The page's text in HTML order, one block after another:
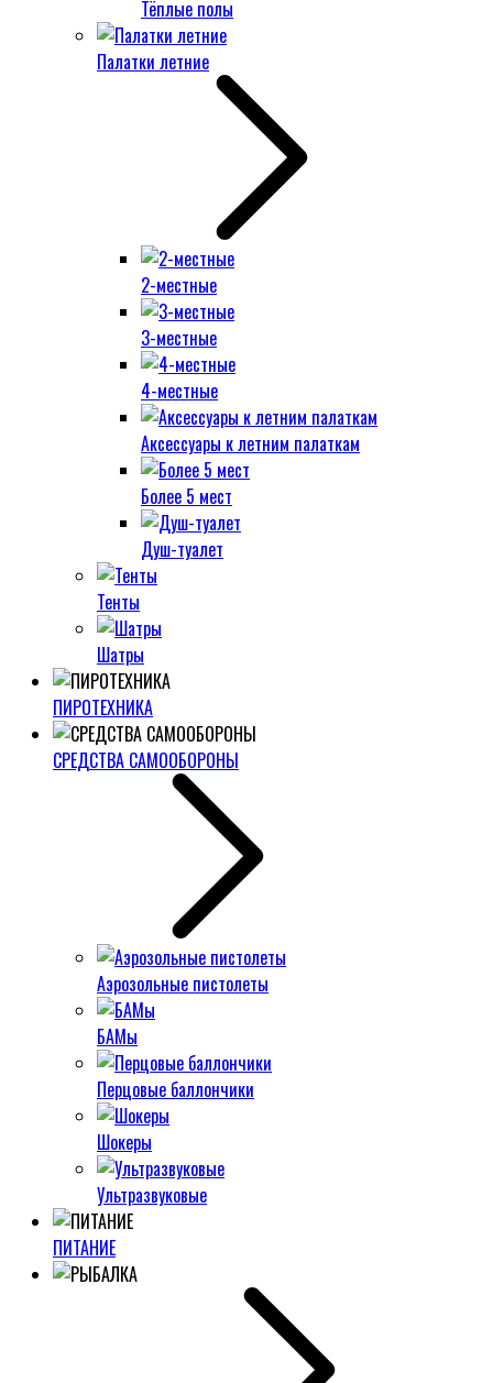
Тёплые полы
Палатки летние
2-местные
3-местные
4-местные
Аксессуары к летним палаткам
Более 5 мест
Душ-туалет
Тенты
Шатры
ПИРОТЕХНИКА
СРЕДСТВА САМООБОРОНЫ
Аэрозольные пистолеты
БАМы
Перцовые баллончики
Шокеры
Ультразвуковые
ПИТАНИЕ